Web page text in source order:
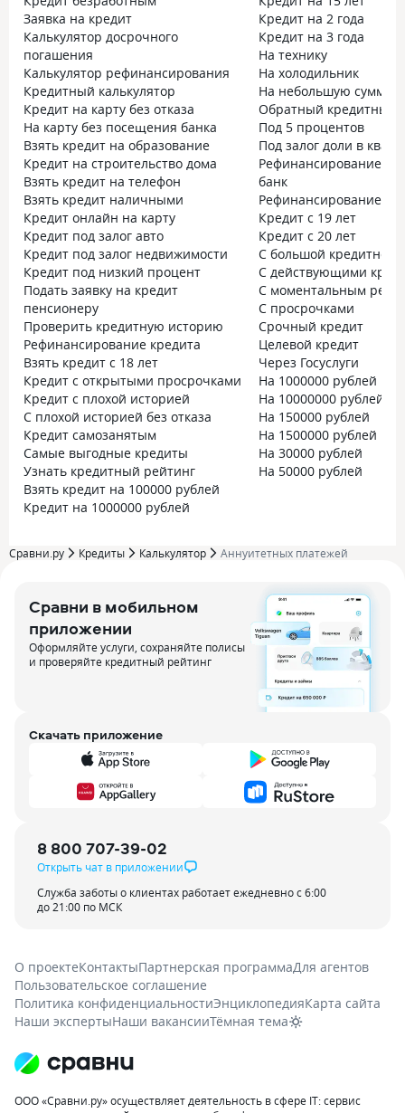
Заявка на кредит
Калькулятор досрочного
погашения
Калькулятор рефинансирования
Кредитный калькулятор
Кредит на карту без отказа
На карту без посещения банка
Взять кредит на образование
Кредит на строительство дома
Взять кредит на телефон
Взять кредит наличными
Кредит онлайн на карту
Кредит под залог авто
Кредит под залог недвижимости
Кредит под низкий процент
Подать заявку на кредит
пенсионеру
Проверить кредитную историю
Рефинансирование кредита
Взять кредит с 18 лет
Кредит с открытыми просрочками
Кредит с плохой историей
С плохой историей без отказа
Кредит самозанятым
Самые выгодные кредиты
Узнать кредитный рейтинг
Взять кредит на 100000 рублей
Кредит на 1000000 рублей
Кредит на 2 года
Кредит на 3 года
На технику
На холодильник
На небольшую сумму
Обратный кредитный
Под 5 процентов
Под залог доли в
Рефинансирование
банк
Рефинансирование
Кредит с 19 лет
Кредит с 20 лет
С большой кредитной
С действующими
С моментальным
С просрочками
Срочный кредит
Целевой кредит
Через Госуслуги
На 1000000 рублей на
На 10000000 рублей
На 150000 рублей
На 1500000 рублей на
На 30000 рублей
На 50000 рублей
Сравни.ру Кредиты Калькулятор Аннуитетных платежей
Сравни в мобильном
приложении
Оформляйте услуги, сохраняйте полисы
и проверяйте кредитный рейтинг
Скачать приложение
8 800 707-39-02
Открыть чат в приложении
Служба заботы о клиентах работает ежедневно с 6:00
до 21:00 по МСК
О проектеКонтактыПартнерская программаДля агентов
Пользовательское соглашение
Политика конфиденциальностиЭнциклопедияКарта сайта
Наши экспертыНаши вакансииТёмная тема
ООО «Сравни.ру» осуществляет деятельность в сфере IT: сервис